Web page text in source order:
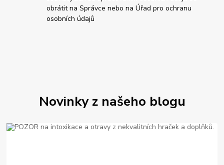
obrátit na Správce nebo na Úřad pro ochranu
osobních údajů
Novinky z našeho blogu